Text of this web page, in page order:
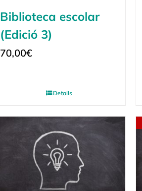
Biblioteca escolar
(Edició 3)
70,00€
Detalls